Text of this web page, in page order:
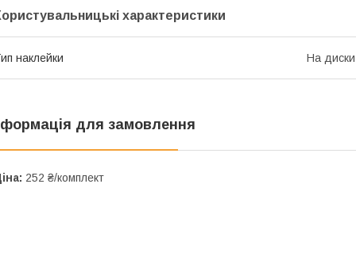
характеристики
наклейки На диски
для замовлення
252 ₴/комплект